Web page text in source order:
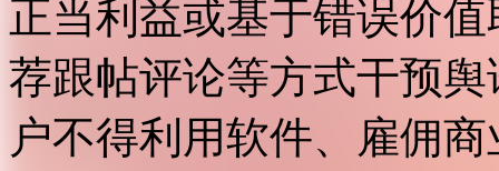
正当利益或基于错误价
荐跟帖评论等方式干预
户不得利用软件、雇佣